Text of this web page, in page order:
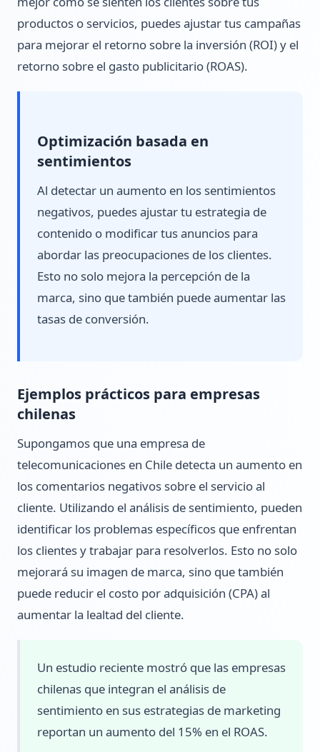
productos o servicios, puedes ajustar tus campañas
para mejorar el retorno sobre la inversión (ROI) y el
retorno sobre el gasto publicitario (ROAS).
Optimización basada en
sentimientos
Al detectar un aumento en los sentimientos
negativos, puedes ajustar tu estrategia de
contenido o modificar tus anuncios para
abordar las preocupaciones de los clientes.
Esto no solo mejora la percepción de la
marca, sino que también puede aumentar las
tasas de conversión.
Ejemplos prácticos para empresas
chilenas
Supongamos que una empresa de
telecomunicaciones en Chile detecta un aumento en
los comentarios negativos sobre el servicio al
cliente. Utilizando el análisis de sentimiento, pueden
identificar los problemas específicos que enfrentan
los clientes y trabajar para resolverlos. Esto no solo
mejorará su imagen de marca, sino que también
puede reducir el costo por adquisición (CPA) al
aumentar la lealtad del cliente.
Un estudio reciente mostró que las empresas
chilenas que integran el análisis de
sentimiento en sus estrategias de marketing
reportan un aumento del 15% en el ROAS.